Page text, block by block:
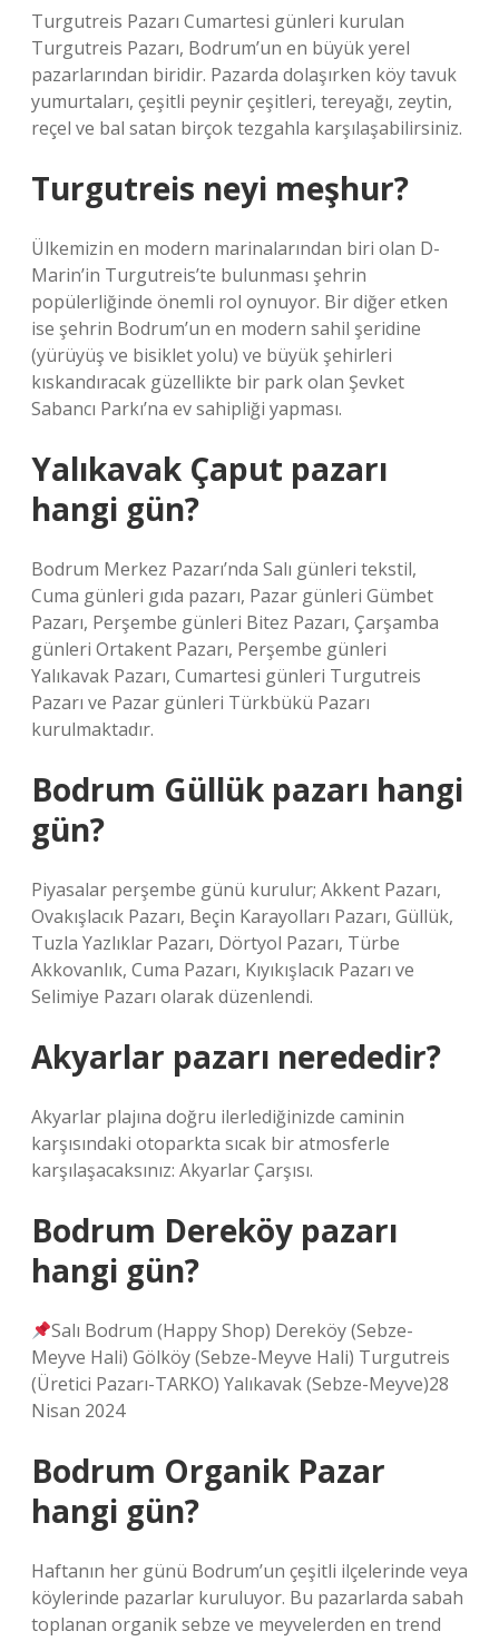
Turgutreis Pazarı Cumartesi günleri kurulan
Turgutreis Pazarı, Bodrum’un en büyük yerel
pazarlarından biridir. Pazarda dolaşırken köy tavuk
yumurtaları, çeşitli peynir çeşitleri, tereyağı, zeytin,
reçel ve bal satan birçok tezgahla karşılaşabilirsiniz.
Turgutreis neyi meşhur?
Ülkemizin en modern marinalarından biri olan D-
Marin’in Turgutreis’te bulunması şehrin
popülerliğinde önemli rol oynuyor. Bir diğer etken
ise şehrin Bodrum’un en modern sahil şeridine
(yürüyüş ve bisiklet yolu) ve büyük şehirleri
kıskandıracak güzellikte bir park olan Şevket
Sabancı Parkı’na ev sahipliği yapması.
Yalıkavak Çaput pazarı
hangi gün?
Bodrum Merkez Pazarı’nda Salı günleri tekstil,
Cuma günleri gıda pazarı, Pazar günleri Gümbet
Pazarı, Perşembe günleri Bitez Pazarı, Çarşamba
günleri Ortakent Pazarı, Perşembe günleri
Yalıkavak Pazarı, Cumartesi günleri Turgutreis
Pazarı ve Pazar günleri Türkbükü Pazarı
kurulmaktadır.
Bodrum Güllük pazarı hangi
gün?
Piyasalar perşembe günü kurulur; Akkent Pazarı,
Ovakışlacık Pazarı, Beçin Karayolları Pazarı, Güllük,
Tuzla Yazlıklar Pazarı, Dörtyol Pazarı, Türbe
Akkovanlık, Cuma Pazarı, Kıyıkışlacık Pazarı ve
Selimiye Pazarı olarak düzenlendi.
Akyarlar pazarı nerededir?
Akyarlar plajına doğru ilerlediğinizde caminin
karşısındaki otoparkta sıcak bir atmosferle
karşılaşacaksınız: Akyarlar Çarşısı.
Bodrum Dereköy pazarı
hangi gün?
Salı Bodrum (Happy Shop) Dereköy (Sebze-
Meyve Hali) Gölköy (Sebze-Meyve Hali) Turgutreis
(Üretici Pazarı-TARKO) Yalıkavak (Sebze-Meyve)28
Nisan 2024
Bodrum Organik Pazar
hangi gün?
Haftanın her günü Bodrum’un çeşitli ilçelerinde veya
köylerinde pazarlar kuruluyor. Bu pazarlarda sabah
toplanan organik sebze ve meyvelerden en trend